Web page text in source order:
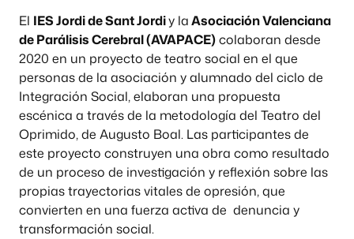
El IES Jordi de Sant Jordiy laAsociación Valenciana
de Parálisis Cerebral (AVAPACE)colaboran desde
2020 en un proyecto de teatro social en el que
personas de la asociación y alumnado del ciclo de
Integración Social, elaboran una propuesta
escénica a través de la metodología del Teatro del
Oprimido, de Augusto Boal. Las participantes de
este proyecto construyen una obra como resultado
de un proceso de investigación y reflexión sobre las
propias trayectorias vitales de opresión, que
convierten en una fuerza activa de denuncia y
transformación social.